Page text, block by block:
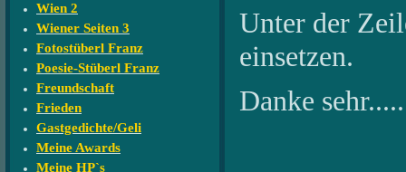
Wien 2
Wiener Seiten 3
Fotostüberl Franz
Poesie-Stüberl Franz
Freundschaft
Frieden
Gastgedichte/Geli
Meine Awards
Meine HP`s
Unter der
einsetzen.
Danke